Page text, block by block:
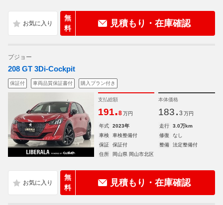
無
料
見積もり・在庫確認
プジョー
208 GT 3Di-Cockpit
保証付 車両品質保証書付 購入プラン付き
支払総額
191.8 万円
本体価格
183. 3 万円
年式 2023年 走行
3.0万km
車検
車検整備付 修復
なし
保証
保証付 整備
法定整備付
住所
岡山県 岡山市北区
無
料
見積もり・在庫確認